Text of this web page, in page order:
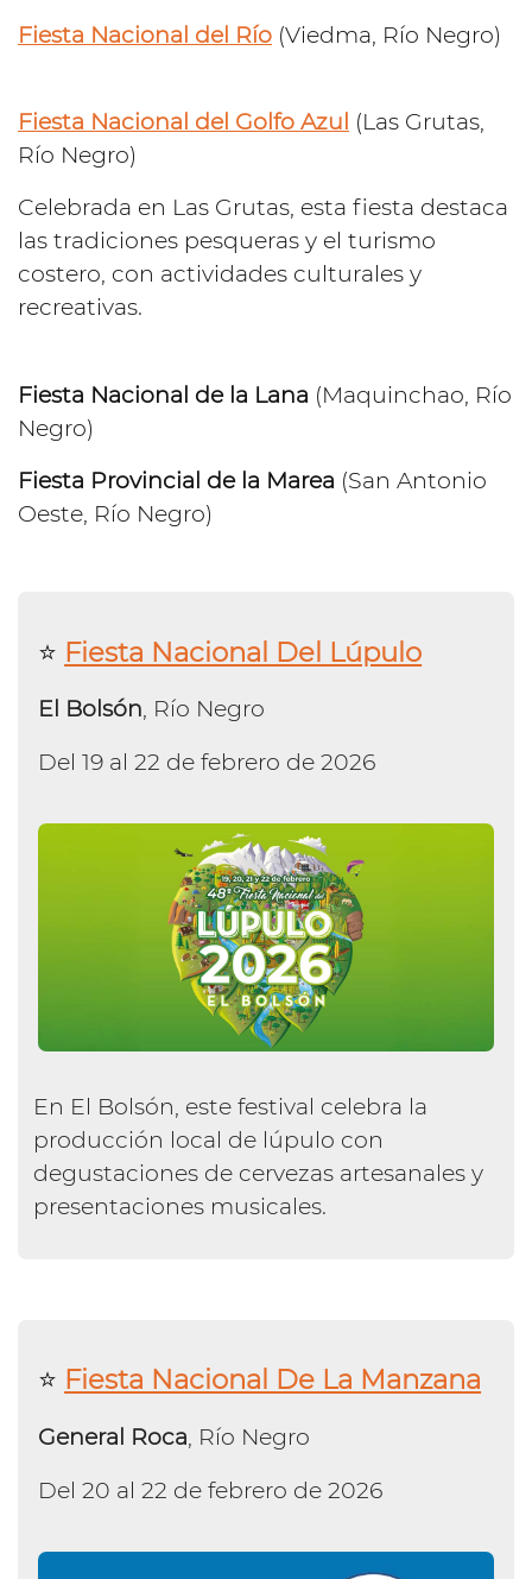
Fiesta Nacional del Río (Viedma, Río Negro)
Fiesta Nacional del Golfo Azul (Las Grutas,
Río Negro)
Celebrada en Las Grutas, esta fiesta destaca
las tradiciones pesqueras y el turismo
costero, con actividades culturales y
recreativas.
Fiesta Nacional de la Lana (Maquinchao, Río
Negro)
Fiesta Provincial de la Marea (San Antonio
Oeste, Río Negro)
⭐️ Fiesta Nacional Del Lúpulo
El Bolsón, Río Negro
Del 19 al 22 de febrero de 2026
En El Bolsón, este festival celebra la
producción local de lúpulo con
degustaciones de cervezas artesanales y
presentaciones musicales.
⭐️ Fiesta Nacional De La Manzana
General Roca, Río Negro
Del 20 al 22 de febrero de 2026